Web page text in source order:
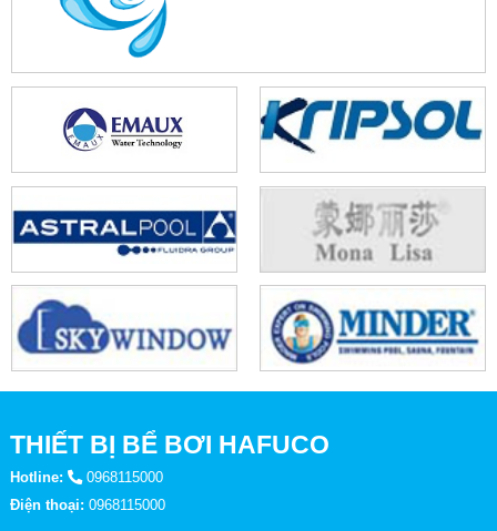
THIẾT BỊ BỂ BƠI HAFUCO
Hotline:
0968115000
Điện thoại: 0968115000